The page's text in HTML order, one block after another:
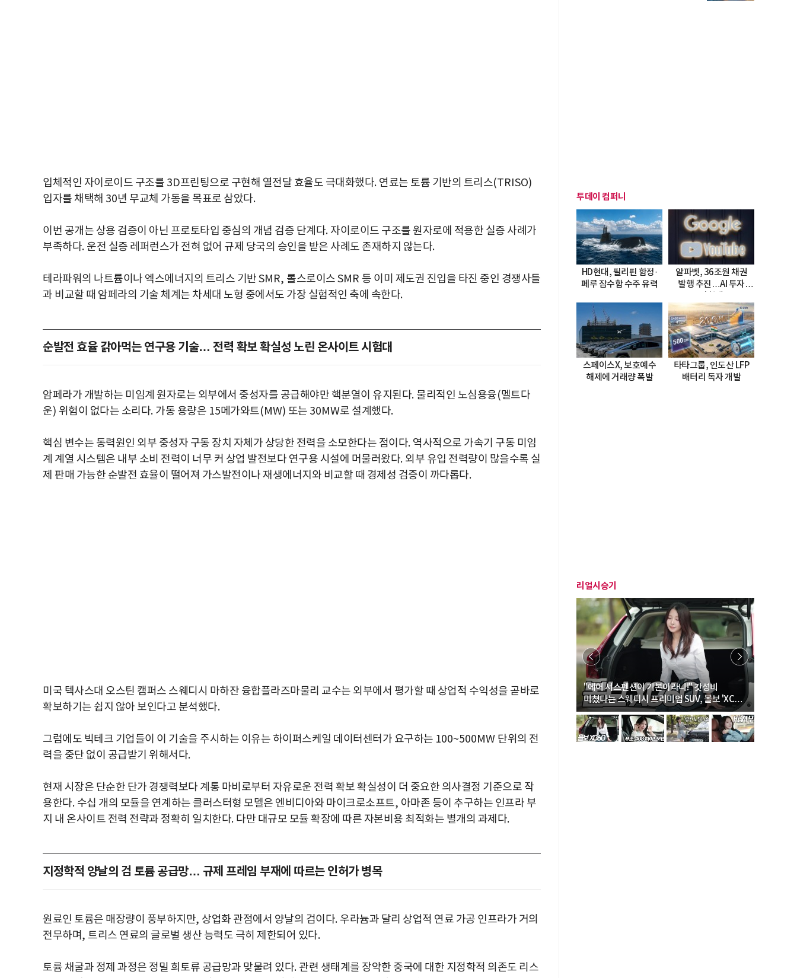
입체적인 자이로이드 구조를 3D프린팅으로 구현해 열전달 효율도 극대화했다. 연료는 토륨 기반의 트리스(TRISO)
입자를 채택해 30년 무교체 가동을 목표로 삼았다.
이번 공개는 상용 검증이 아닌 프로토타입 중심의 개념 검증 단계다. 자이로이드 구조를 원자로에 적용한 실증 사례가
부족하다. 운전 실증 레퍼런스가 전혀 없어 규제 당국의 승인을 받은 사례도 존재하지 않는다.
테라파워의 나트륨이나 엑스에너지의 트리스 기반SMR, 롤스로이스SMR 등 이미 제도권 진입을 타진 중인 경쟁사들
과 비교할 때 암페라의 기술 체계는 차세대 노형 중에서도 가장 실험적인 축에 속한다.
순발전 효율 갉아먹는 연구용 기술… 전력 확보 확실성 노린 온사이트 시험대
암페라가 개발하는 미임계 원자로는 외부에서 중성자를 공급해야만 핵분열이 유지된다. 물리적인 노심용융(멜트다
운) 위험이 없다는 소리다. 가동 용량은 15메가와트(MW) 또는 30MW로 설계했다.
핵심 변수는 동력원인 외부 중성자 구동 장치 자체가 상당한 전력을 소모한다는 점이다. 역사적으로 가속기 구동 미임
계 계열 시스템은 내부 소비 전력이 너무 커 상업 발전보다 연구용 시설에 머물러왔다. 외부 유입 전력량이 많을수록 실
제 판매 가능한 순발전 효율이 떨어져 가스발전이나 재생에너지와 비교할 때 경제성 검증이 까다롭다.
미국 텍사스대 오스틴 캠퍼스 스웨디시 마하잔 융합플라즈마물리 교수는 외부에서 평가할 때 상업적 수익성을 곧바로
확보하기는 쉽지 않아 보인다고 분석했다.
그럼에도 빅테크 기업들이 이 기술을 주시하는 이유는 하이퍼스케일 데이터센터가 요구하는 100~500MW 단위의 전
력을 중단 없이 공급받기 위해서다.
현재 시장은 단순한 단가 경쟁력보다 계통 마비로부터 자유로운 전력 확보 확실성이 더 중요한 의사결정 기준으로 작
용한다. 수십 개의 모듈을 연계하는 클러스터형 모델은 엔비디아와 마이크로소프트, 아마존 등이 추구하는 인프라 부
지 내 온사이트 전력 전략과 정확히 일치한다. 다만 대규모 모듈 확장에 따른 자본비용 최적화는 별개의 과제다.
지정학적 양날의 검 토륨 공급망… 규제 프레임 부재에 따르는 인허가 병목
원료인 토륨은 매장량이 풍부하지만, 상업화 관점에서 양날의 검이다. 우라늄과 달리 상업적 연료 가공 인프라가 거의
전무하며, 트리스 연료의 글로벌 생산 능력도 극히 제한되어 있다.
토륨 채굴과 정제 과정은 정밀 희토류 공급망과 맞물려 있다. 관련 생태계를 장악한 중국에 대한 지정학적 의존도 리스
투데이 컴퍼니
HD현대, 필리핀 함정·
페루 잠수함 수주 유력
알파벳, 36조원 채권
발행 추진…AI 투자
스페이스X, 보호예수
해제에 거래량 폭발
타타그룹, 인도산 LFP
배터리 독자 개발
리얼시승기
박지수 아나운서가 타본 ‘전설의 무쏘’… “여성·
"에어 서스펜션이 기본이라니!" 갓성비
미쳤다는 스웨디시 프리미엄 SUV, 볼보 'XC60
B5 울트라'